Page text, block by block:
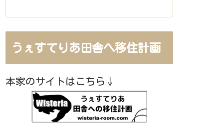
うぇすてりあ田舎へ移住計画
本家のサイトはこちら↓